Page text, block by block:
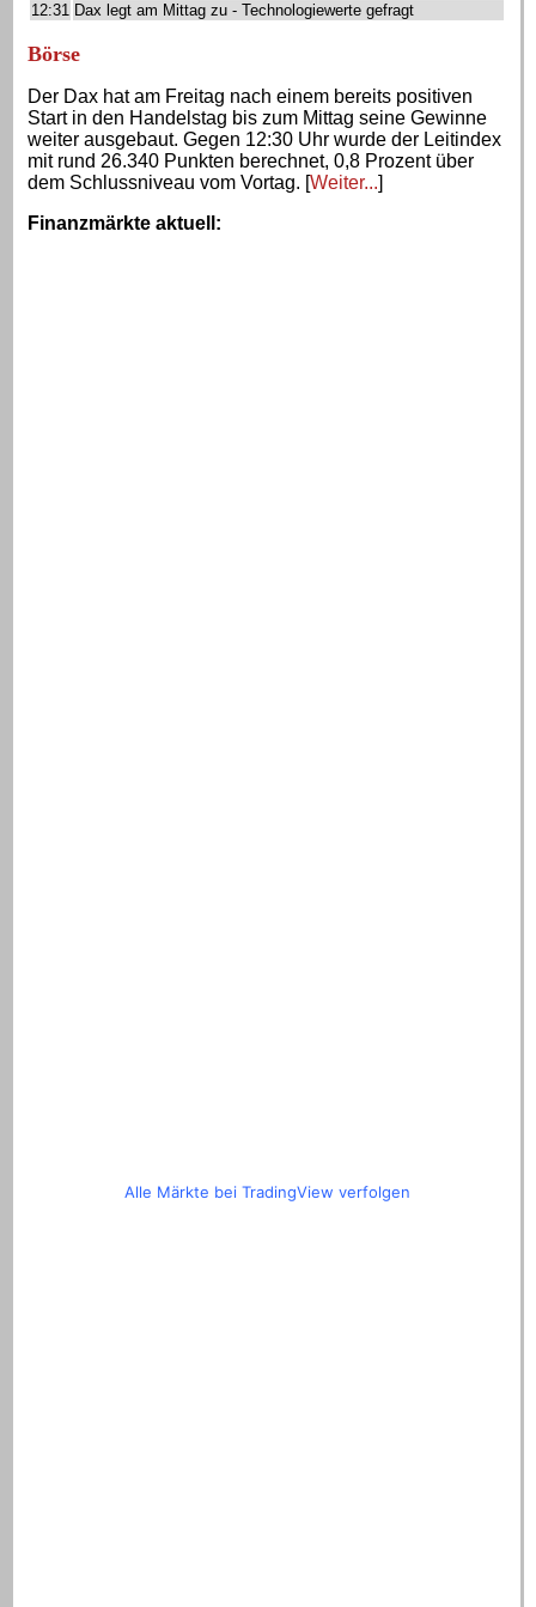
12:31 Dax legt am Mittag zu - Technologiewerte gefragt
Börse
Der Dax hat am Freitag nach einem bereits positiven
Start in den Handelstag bis zum Mittag seine Gewinne
weiter ausgebaut. Gegen 12:30 Uhr wurde der Leitindex
mit rund 26.340 Punkten berechnet, 0,8 Prozent über
dem Schlussniveau vom Vortag. [Weiter...]
Finanzmärkte aktuell :
Alle Märkte bei TradingView verfolgen